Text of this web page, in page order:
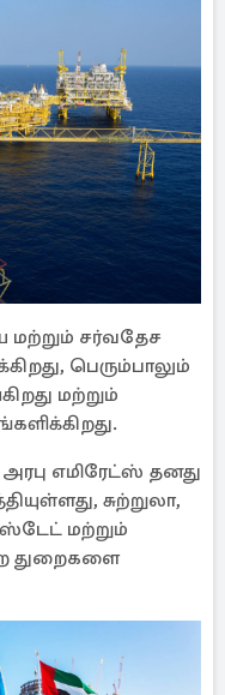
மற்றும் சர்வதேச
பெரும்பாலும்
மற்றும்
எமிரேட்ஸ் தனது
சுற்றுலா,
மற்றும்
துறைகளை